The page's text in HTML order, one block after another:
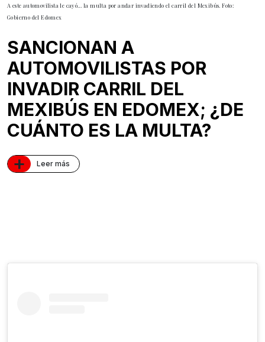
A este automovilista le cayó… la multa por andar invadiendo el carril del Mexibús. Foto:
Gobierno del Edomex
SANCIONAN A
AUTOMOVILISTAS POR
INVADIR CARRIL DEL
MEXIBÚS EN EDOMEX; ¿DE
CUÁNTO ES LA MULTA?
+ Leer más